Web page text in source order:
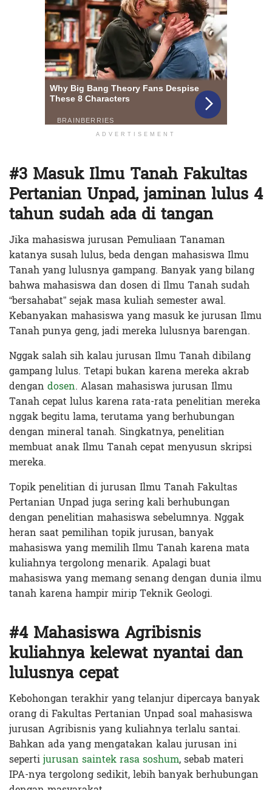
ADVERTISEMENT
#3 Masuk Ilmu Tanah Fakultas
Pertanian Unpad, jaminan lulus 4
tahun sudah ada di tangan
Jika mahasiswa jurusan Pemuliaan Tanaman
katanya susah lulus, beda dengan mahasiswa Ilmu
Tanah yang lulusnya gampang. Banyak yang bilang
bahwa mahasiswa dan dosen di Ilmu Tanah sudah
“bersahabat” sejak masa kuliah semester awal.
Kebanyakan mahasiswa yang masuk ke jurusan Ilmu
Tanah punya geng, jadi mereka lulusnya barengan.
Nggak salah sih kalau jurusan Ilmu Tanah dibilang
gampang lulus. Tetapi bukan karena mereka akrab
dengan dosen. Alasan mahasiswa jurusan Ilmu
Tanah cepat lulus karena rata-rata penelitian mereka
nggak begitu lama, terutama yang berhubungan
dengan mineral tanah. Singkatnya, penelitian
membuat anak Ilmu Tanah cepat menyusun skripsi
mereka.
Topik penelitian di jurusan Ilmu Tanah Fakultas
Pertanian Unpad juga sering kali berhubungan
dengan penelitian mahasiswa sebelumnya. Nggak
heran saat pemilihan topik jurusan, banyak
mahasiswa yang memilih Ilmu Tanah karena mata
kuliahnya tergolong menarik. Apalagi buat
mahasiswa yang memang senang dengan dunia ilmu
tanah karena hampir mirip Teknik Geologi.
#4 Mahasiswa Agribisnis
kuliahnya kelewat nyantai dan
lulusnya cepat
Kebohongan terakhir yang telanjur dipercaya banyak
orang di Fakultas Pertanian Unpad soal mahasiswa
jurusan Agribisnis yang kuliahnya terlalu santai.
Bahkan ada yang mengatakan kalau jurusan ini
sepertijurusan saintek rasa soshum, sebab materi
IPA-nya tergolong sedikit, lebih banyak berhubungan